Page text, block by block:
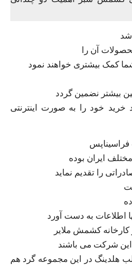
شد
آن را
کمک بیشتری خواهند نمود
بیشتر نضمین گردد
خرید خود را به صورت اینترنتی
را تقدیم نماید
اطلاعات به دست آورد
کشمش ملایر
شرکت می باشند
هلدینگ در این مجموعه گرد هم